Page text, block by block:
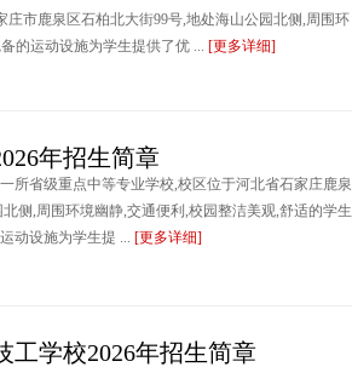
市鹿泉区石柏北大街99号,地处海山公园北侧,周围环
的运动设施为学生提供了优 ... [更多详细]
年招生简章
所省级重点中等专业学校,校区位于河北省石家庄鹿泉
侧,周围环境幽静,交通便利,校园整洁美观,舒适的学生
动设施为学生提 ... [更多详细]
工学校2026年招生简章